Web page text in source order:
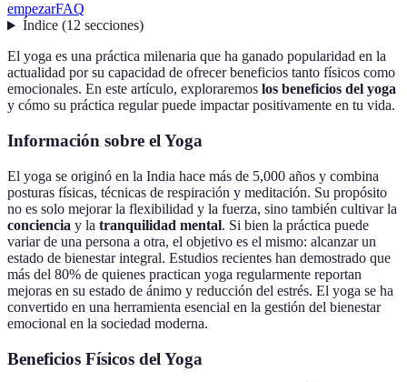
empezarFAQ
Índice(12 secciones)
El yoga es una práctica milenaria que ha ganado popularidad en la
actualidad por su capacidad de ofrecer beneficios tanto físicos como
emocionales. En este artículo, exploraremos los beneficios del yoga
y cómo su práctica regular puede impactar positivamente en tu vida.
Información sobre el Yoga
El yoga se originó en la India hace más de 5,000 años y combina
posturas físicas, técnicas de respiración y meditación. Su propósito
no es solo mejorar la flexibilidad y la fuerza, sino también cultivar la
conciencia y la tranquilidad mental. Si bien la práctica puede
variar de una persona a otra, el objetivo es el mismo: alcanzar un
estado de bienestar integral. Estudios recientes han demostrado que
más del 80% de quienes practican yoga regularmente reportan
mejoras en su estado de ánimo y reducción del estrés. El yoga se ha
convertido en una herramienta esencial en la gestión del bienestar
emocional en la sociedad moderna.
Beneficios Físicos del Yoga